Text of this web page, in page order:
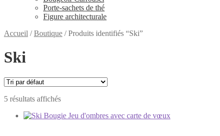
Porte-sachets de thé
Figure architecturale
Accueil /Boutique /Produits identifiés “Ski”
Ski
5 résultats affichés